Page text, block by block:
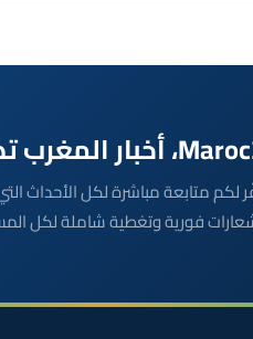
أخبار المغرب 24 يوفّر لكم متابعة مباشرة لكل
فورية وتغطية شاملة لكل